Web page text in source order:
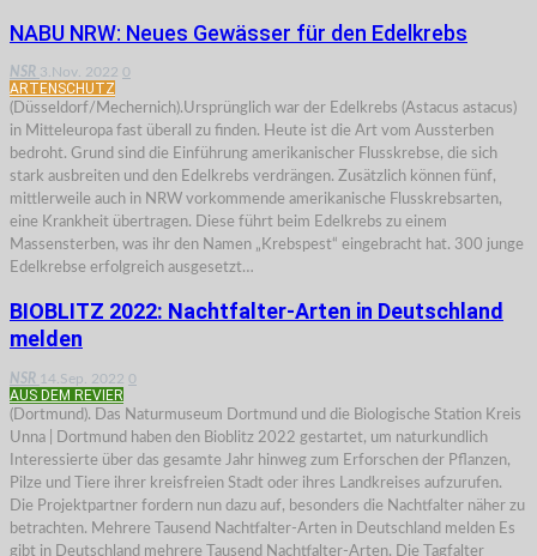
NABU NRW: Neues Gewässer für den Edelkrebs
NSR 3.Nov. 2022 0
ARTENSCHUTZ
(Düsseldorf/Mechernich).Ursprünglich war der Edelkrebs (Astacus astacus)
in Mitteleuropa fast überall zu finden. Heute ist die Art vom Aussterben
bedroht. Grund sind die Einführung amerikanischer Flusskrebse, die sich
stark ausbreiten und den Edelkrebs verdrängen. Zusätzlich können fünf,
mittlerweile auch in NRW vorkommende amerikanische Flusskrebsarten,
eine Krankheit übertragen. Diese führt beim Edelkrebs zu einem
Massensterben, was ihr den Namen „Krebspest“ eingebracht hat. 300 junge
Edelkrebse erfolgreich ausgesetzt…
BIOBLITZ 2022: Nachtfalter-Arten in Deutschland
melden
NSR 14.Sep. 2022 0
AUS DEM REVIER
(Dortmund). Das Naturmuseum Dortmund und die Biologische Station Kreis
Unna | Dortmund haben den Bioblitz 2022 gestartet, um naturkundlich
Interessierte über das gesamte Jahr hinweg zum Erforschen der Pflanzen,
Pilze und Tiere ihrer kreisfreien Stadt oder ihres Landkreises aufzurufen.
Die Projektpartner fordern nun dazu auf, besonders die Nachtfalter näher zu
betrachten. Mehrere Tausend Nachtfalter-Arten in Deutschland melden Es
gibt in Deutschland mehrere Tausend Nachtfalter-Arten. Die Tagfalter